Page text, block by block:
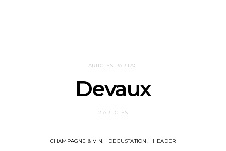
ARTICLES PAR TAG
Devaux
2 ARTICLES
CHAMPAGNE & VIN DÉGUSTATION HEADER